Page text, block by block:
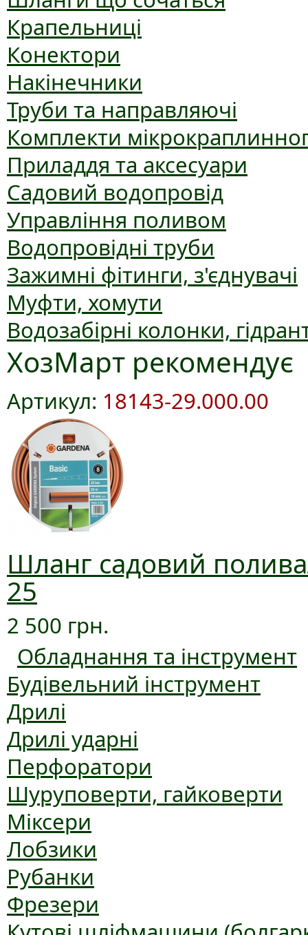
Крапельниці
Конектори
Накінечники
Труби та направляючі
Комплекти
Приладдя та аксесуари
Садовий водопровід
Управління поливом
Водопровідні труби
Зажимні фітинги, з'єднувачі
Муфти, хомути
Водозабірні колонки,
ХозМарт рекомендує
Артикул: 18143-29.000.00
Шланг садовий
25
2 500 грн.
Обладнання та інструмент
Будівельний інструмент
Дрилі
Дрилі ударні
Перфоратори
Шуруповерти, гайковерти
Міксери
Лобзики
Рубанки
Фрезери